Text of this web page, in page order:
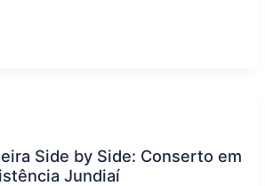
Side by Side: Conserto em
Jundiaí